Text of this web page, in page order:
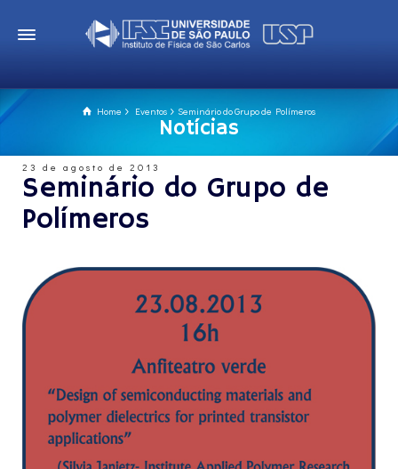
Home Eventos Seminário do Grupo de Polímeros
Notícias
23 de agosto de 2013
Seminário do Grupo de
Polímeros